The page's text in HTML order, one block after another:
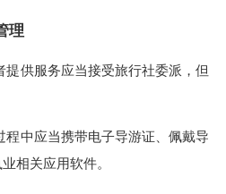
理
供服务应当接受旅行社委派，但
中应当携带电子导游证、佩戴导
相关应用软件。